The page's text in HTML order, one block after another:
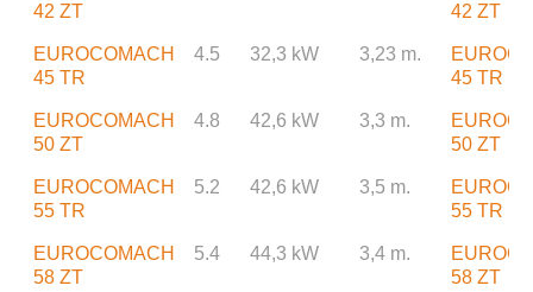
42 ZT
42 ZT
EUROCOMACH
45 TR
4.5 32,3 kW 3,23 m.
45 TR
EUROCOMACH
50 ZT
4.8 42,6 kW 3,3 m.
50 ZT
EUROCOMACH
55 TR
5.2 42,6 kW 3,5 m.
55 TR
EUROCOMACH
58 ZT
5.4 44,3 kW 3,4 m.
58 ZT